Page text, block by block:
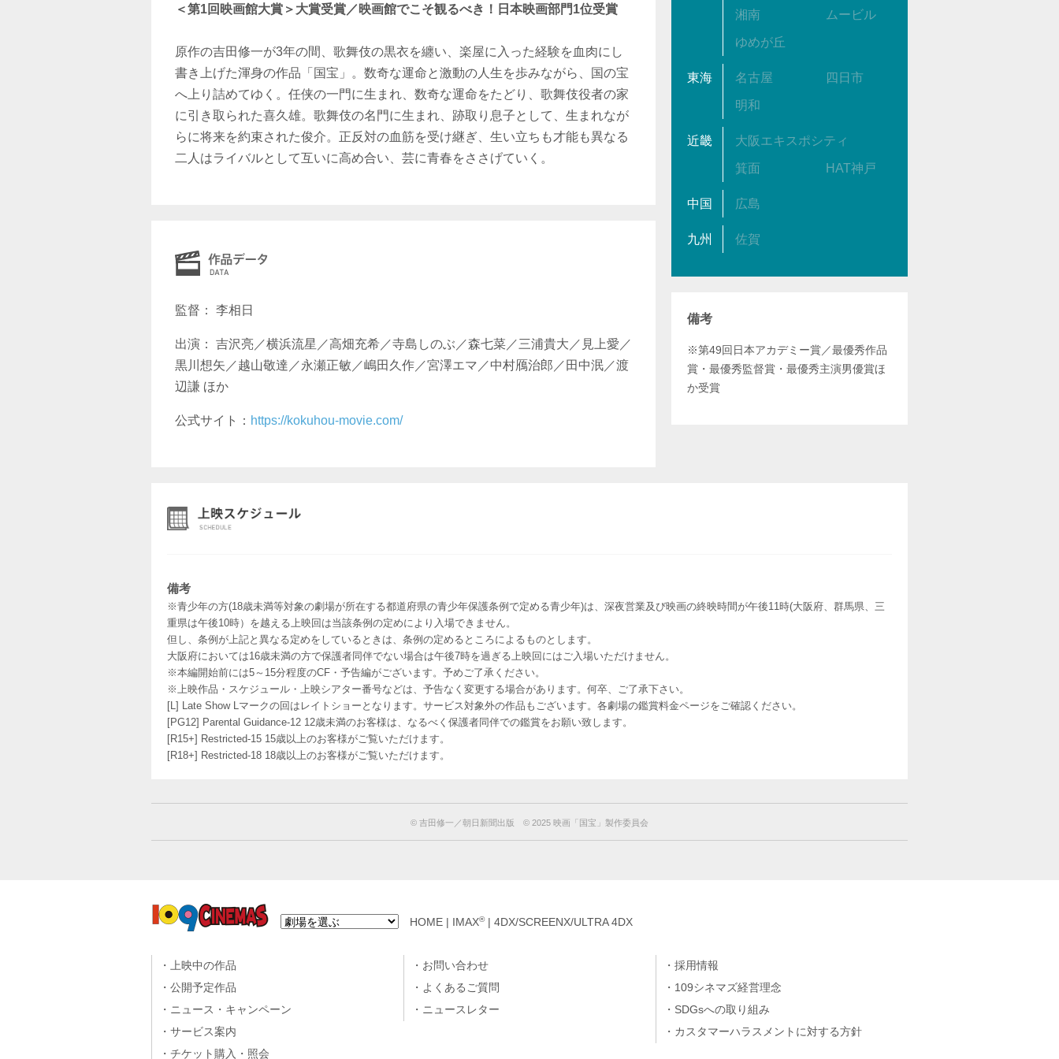
＜第1回映画館大賞＞大賞受賞／映画館でこそ観るべき！日本映画部門1位受賞
原作の吉田修一が3年の間、歌舞伎の黒衣を纏い、楽屋に入った経験を血肉にし
書き上げた渾身の作品「国宝」。数奇な運命と激動の人生を歩みながら、国の宝
へ上り詰めてゆく。任侠の一門に生まれ、数奇な運命をたどり、歌舞伎役者の家
に引き取られた喜久雄。歌舞伎の名門に生まれ、跡取り息子として、生まれなが
らに将来を約束された俊介。正反対の血筋を受け継ぎ、生い立ちも才能も異なる
二人はライバルとして互いに高め合い、芸に青春をささげていく。
監督： 李相日
出演： 吉沢亮／横浜流星／高畑充希／寺島しのぶ／森七菜／三浦貴大／見上愛／
黒川想矢／越山敬達／永瀬正敏／嶋田久作／宮澤エマ／中村鴈治郎／田中泯／渡
辺謙 ほか
公式サイト： https://kokuhou-movie.com/
湘南 ムービル
ゆめが丘
東海 名古屋 四日市
明和
近畿 大阪エキスポシティ
箕面 HAT神戸
中国 広島
九州 佐賀
備考
※第49回日本アカデミー賞／最優秀作品
賞・最優秀監督賞・最優秀主演男優賞ほ
か受賞
備考
※青少年の方(18歳未満等対象の劇場が所在する都道府県の青少年保護条例で定める青少年)は、深夜営業及び映画の終映時間が午後11時(大阪府、群馬県、三
重県は午後10時）を越える上映回は当該条例の定めにより入場できません。
但し、条例が上記と異なる定めをしているときは、条例の定めるところによるものとします。
大阪府においては16歳未満の方で保護者同伴でない場合は午後7時を過ぎる上映回にはご入場いただけません。
※本編開始前には5～15分程度のCF・予告編がございます。予めご了承ください。
※上映作品・スケジュール・上映シアター番号などは、予告なく変更する場合があります。何卒、ご了承下さい。
[L] Late Show Lマークの回はレイトショーとなります。サービス対象外の作品もございます。各劇場の鑑賞料金ページをご確認ください。
[PG12] Parental Guidance-12 12歳未満のお客様は、なるべく保護者同伴での鑑賞をお願い致します。
[R15+] Restricted-15 15歳以上のお客様がご覧いただけます。
[R18+] Restricted-18 18歳以上のお客様がご覧いただけます。
© 吉田修一／朝日新聞出版 © 2025 映画「国宝」製作委員会
HOME IMAX®| 4DX/SCREENX/ULTRA 4DX
上映中の作品
公開予定作品
ニュース・キャンペーン
サービス案内
チケット購入・照会
お問い合わせ
よくあるご質問
ニュースレター
採用情報
109シネマズ経営理念
SDGsへの取り組み
カスタマーハラスメントに対する方針